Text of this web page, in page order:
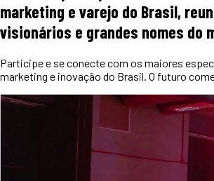
marketing e varejo do Brasil,
visionários e grandes nomes do
Participe e se conecte com os maiores
marketing e inovação do Brasil. O futuro